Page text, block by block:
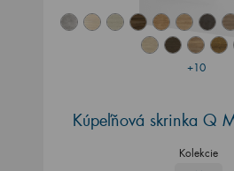
+10
Kúpeľňová skrinka Q
Kolekcie